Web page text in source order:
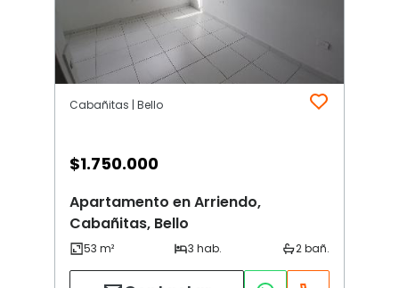
Cabañitas | Bello
$1.750.000
Apartamento en Arriendo,
Cabañitas, Bello